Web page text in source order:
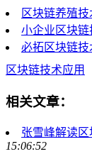
区块链养殖
小企业区块
必拓区块链
区块链技术应用
相关文章：
张雪峰解读
15:06:52